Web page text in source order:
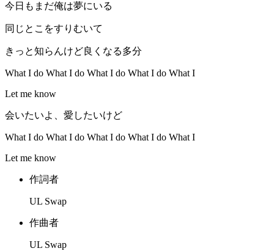
今日もまだ俺は夢にいる
同じとこをすりむいて
きっと知らんけど良くなる多分
What I do What I do What I do What I do What I
Let me know
会いたいよ、愛したいけど
What I do What I do What I do What I do What I
Let me know
作詞者
UL Swap
作曲者
UL Swap